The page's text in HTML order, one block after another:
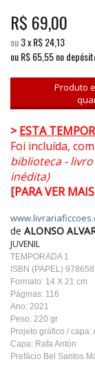
R$ 69,00
ou3xR$24,13
ou R$65,55no
Produto
>ESTA
Foi incluída,
biblioteca -
inédita)
[PARA VER
de ALONSO
JUVENIL
TEMPORADA 1
ISBN (PAPEL)
Formato: 14 X 21 cm
Páginas: 116
Ano: 2021
Peso: 220 gr
Projeto gráfico / capa:
Capa: Rafa Antón
Prefácio Bel Santos